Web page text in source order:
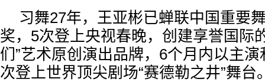
习舞27年，王亚彬已蝉联中国重要
奖，5次登上央视春晚，创建享誉国际
们”艺术原创演出品牌，6个月内以主
次登上世界顶尖剧场“赛德勒之井”舞台